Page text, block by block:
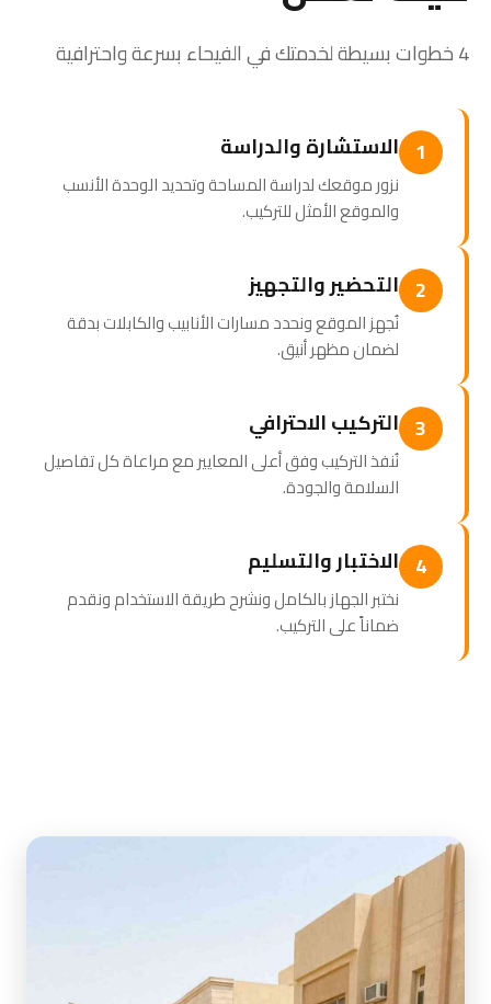
4 خطوات بسيطة لخدمتك في الفيحاء بسرعة واحترافية
1 الاستشارة والدراسة
نزور موقعك لدراسة المساحة وتحديد الوحدة الأنسب
والموقع الأمثل للتركيب.
2 التحضير والتجهيز
نُجهز الموقع ونحدد مسارات الأنابيب والكابلات بدقة
لضمان مظهر أنيق.
3 التركيب الاحترافي
نُنفذ التركيب وفق أعلى المعايير مع مراعاة كل تفاصيل
السلامة والجودة.
4 الاختبار والتسليم
نختبر الجهاز بالكامل ونشرح طريقة الاستخدام ونقدم
ضماناً على التركيب.